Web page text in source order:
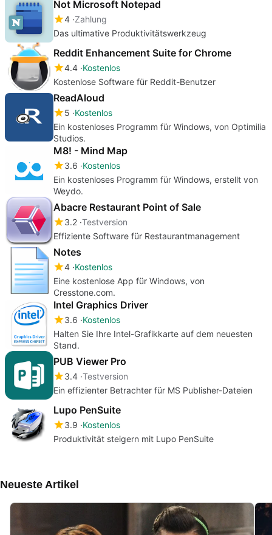
Not Microsoft Notepad
4 Zahlung
Das ultimative Produktivitätswerkzeug
Reddit Enhancement Suite for Chrome
4.4 Kostenlos
Kostenlose Software für Reddit-Benutzer
ReadAloud
5 Kostenlos
Ein kostenloses Programm für Windows, von Optimilia
Studios.
M8! - Mind Map
3.6 Kostenlos
Ein kostenloses Programm für Windows, erstellt von
Weydo.
Abacre Restaurant Point of Sale
3.2 Testversion
Effiziente Software für Restaurantmanagement
Notes
4 Kostenlos
Eine kostenlose App für Windows, von
Cresstone.com.
Intel Graphics Driver
3.6 Kostenlos
Halten Sie Ihre Intel-Grafikkarte auf dem neuesten
Stand.
PUB Viewer Pro
3.4 Testversion
Ein effizienter Betrachter für MS Publisher-Dateien
Lupo PenSuite
3.9 Kostenlos
Produktivität steigern mit Lupo PenSuite
Neueste Artikel